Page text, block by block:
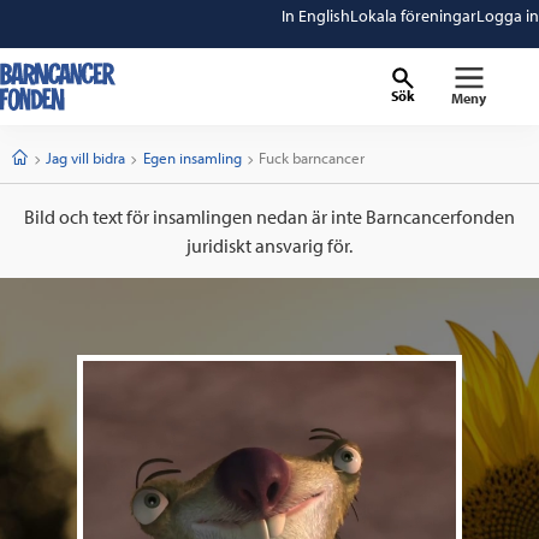
In EnglishLokala föreningarLogga in
Sök Meny
StartJag vill bidra Egen insamling Current:
Fuck barncancer
Bild och text för insamlingen nedan är inte Barncancerfonden
juridiskt ansvarig för.